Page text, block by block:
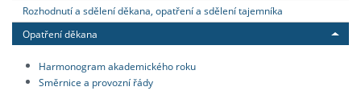
Rozhodnutí a sdělení děkana, opatření a sdělení tajemníka
Opatření děkana
Harmonogram akademického roku
Směrnice a provozní řády